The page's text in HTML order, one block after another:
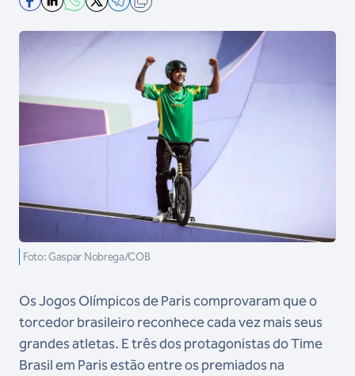
Foto: Gaspar Nobrega/COB
Os Jogos Olímpicos de Paris comprovaram que o
torcedor brasileiro reconhece cada vez mais seus
grandes atletas. E três dos protagonistas do Time
Brasil em Paris estão entre os premiados na